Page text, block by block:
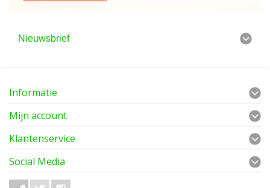
Nieuwsbrief
Informatie
Mijn account
Klantenservice
Social Media